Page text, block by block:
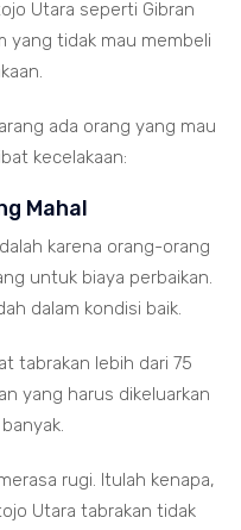
Utara seperti Gibran
yang tidak mau membeli
ada orang yang mau
kecelakaan:
Mahal
karena orang-orang
untuk biaya perbaikan.
dalam kondisi baik.
tabrakan lebih dari 75
yang harus dikeluarkan
rugi. Itulah kenapa,
Utara tabrakan tidak